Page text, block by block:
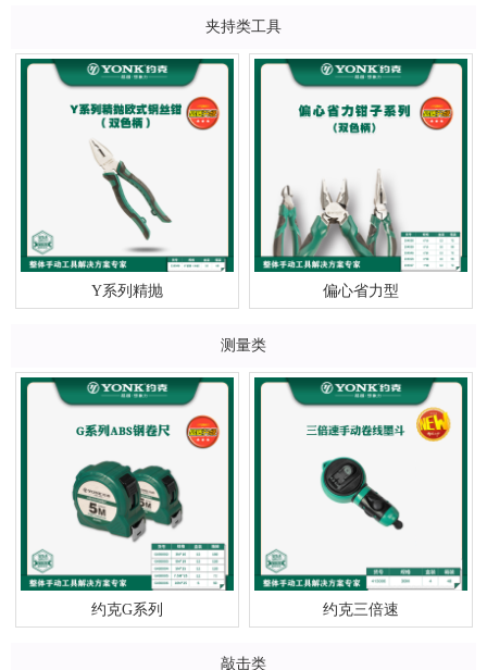
夹持类工具
Y系列精抛 偏心省力型
测量类
约克G系列 约克三倍速
敲击类